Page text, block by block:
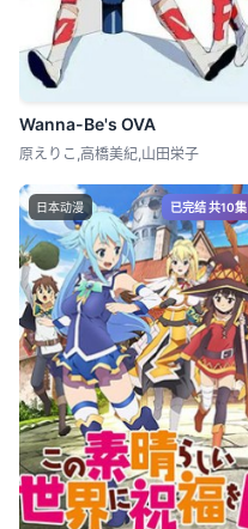
Wanna-Be's OVA
原えりこ,高橋美紀,山田栄子
日本动漫 已完结 共10集